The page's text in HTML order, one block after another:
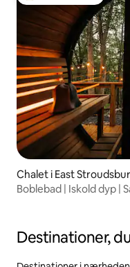
Chalet i East
Boblebad | Iskold dyp |
Destinationer,